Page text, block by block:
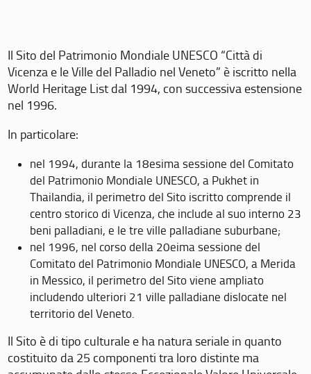
Il Sito del Patrimonio Mondiale UNESCO “Città di
Vicenza e le Ville del Palladio nel Veneto” è iscritto nella
World Heritage List dal 1994, con successiva estensione
nel 1996.
In particolare:
nel 1994, durante la 18esima sessione del Comitato
del Patrimonio Mondiale UNESCO, a Pukhet in
Thailandia, il perimetro del Sito iscritto comprende il
centro storico di Vicenza, che include al suo interno 23
beni palladiani, e le tre ville palladiane suburbane;
nel 1996, nel corso della 20eima sessione del
Comitato del Patrimonio Mondiale UNESCO, a Merida
in Messico, il perimetro del Sito viene ampliato
includendo ulteriori 21 ville palladiane dislocate nel
territorio del Veneto.
Il Sito è di tipo culturale e ha natura seriale in quanto
costituito da 25 componenti tra loro distinte ma